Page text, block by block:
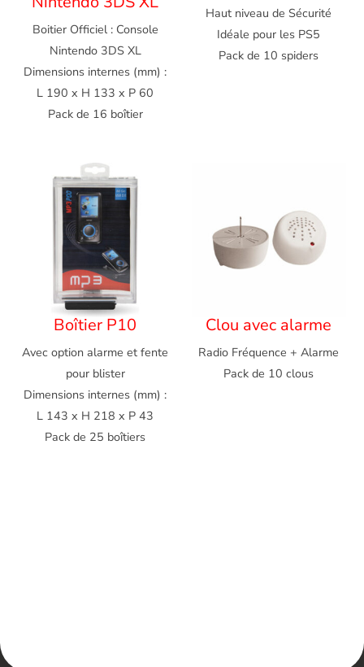
Boitier Officiel : Console
Nintendo 3DS XL
Dimensions internes (mm) :
L 190 x H 133 x P 60
Pack de 16 boîtier
Haut niveau de Sécurité
Idéale pour les PS5
Pack de 10 spiders
Boîtier P10
Avec option alarme et fente
pour blister
Dimensions internes (mm) :
L 143 x H 218 x P 43
Pack de 25 boîtiers
Clou avec alarme
Radio Fréquence + Alarme
Pack de 10 clous